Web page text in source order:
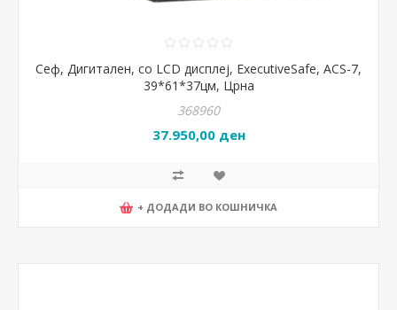
Сеф, Дигитален, со LCD дисплеј, ExecutiveSafe, ACS-7,
39*61*37цм, Црна
368960
37.950,00 ден
+ ДОДАДИ ВО КОШНИЧКА